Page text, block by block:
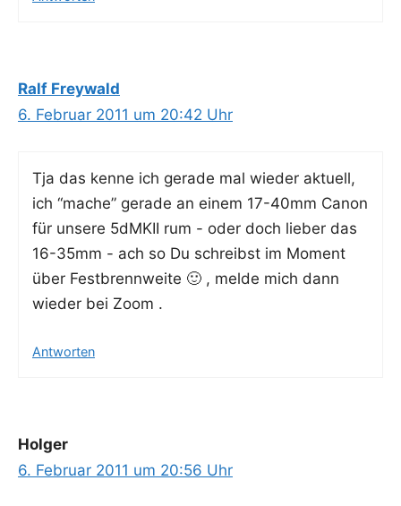
Ralf Freywald
6. Februar 2011 um 20:42 Uhr
Tja das ken­ne ich gera­de mal wie­der aktu­ell,
ich “mache” gera­de an einem 17-40mm Canon
für unse­re 5dMKII rum - oder doch lie­ber das
16-35mm - ach so Du schreibst im Moment
über Fest­brenn­wei­te 🙂 , mel­de mich dann
wie­der bei Zoom .
Antworten
Holger
6. Februar 2011 um 20:56 Uhr